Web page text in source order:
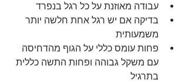
עבודה מאוזנת על כל רגל בנפרד
בדיקה אם יש רגל אחת חלשה יותר
משמעותית
פחות עומס כללי על הגוף מהדחיסה
עם משקל גבוהה ופחות התשה כללית
בתרגיל